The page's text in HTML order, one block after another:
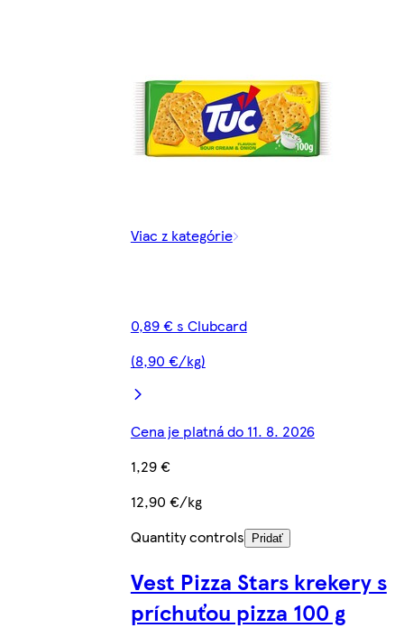
Viac z kategórie
0,89 € s Clubcard
(8,90 €/kg)
Cena je platná do 11. 8. 2026
1,29 €
12,90 €/kg
Quantity controls
Pridať
Vest Pizza Stars krekery s
príchuťou pizza 100 g